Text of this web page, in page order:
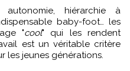
hiérarchie à
baby-foot… les
"cool" qui les rendent
est un véritable critère
les jeunes générations.